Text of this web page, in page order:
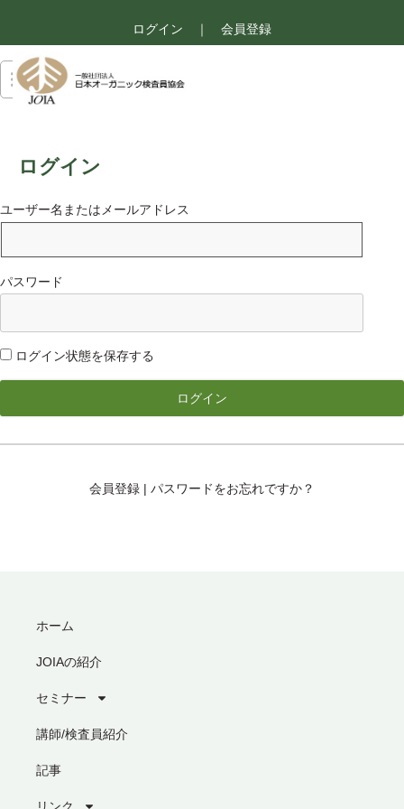
ログイン ｜ 会員登録
ログイン
ユーザー名またはメールアドレス
パスワード
ログイン状態を保存する
会員登録 | パスワードをお忘れですか？
ホーム
JOIAの紹介
セミナー
講師/検査員紹介
記事